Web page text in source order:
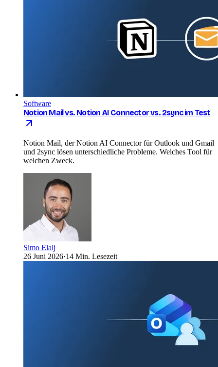
Software
Notion Mail vs. Notion AI Connector vs. 2sync im Test
Notion Mail, der Notion AI Connector für Outlook und Gmail
und 2sync lösen unterschiedliche Probleme. Welches Tool für
welchen Zweck.
Simo Elalj
26 Juni 2026·14 Min. Lesezeit